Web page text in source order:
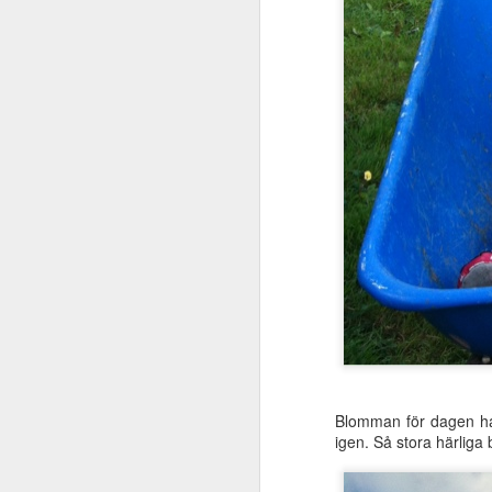
Blomman för dagen
igen. Så stora härliga
Och efter, med Pippi